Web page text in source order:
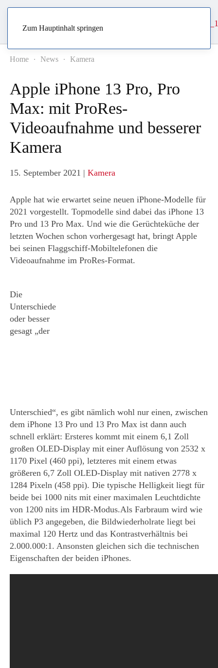
Zum Hauptinhalt springen
Home News Kamera
Apple iPhone 13 Pro, Pro
Max: mit ProRes-
Videoaufnahme und besserer
Kamera
15. September 2021 | Kamera
Apple hat wie erwartet seine neuen iPhone-Modelle für
2021 vorgestellt. Topmodelle sind dabei das iPhone 13
Pro und 13 Pro Max. Und wie die Gerüchteküche der
letzten Wochen schon vorhergesagt hat, bringt Apple
bei seinen Flaggschiff-Mobiltelefonen die
Videoaufnahme im ProRes-Format.
Die
Unterschiede
oder besser
gesagt „der
Unterschied“, es gibt nämlich wohl nur einen, zwischen
dem iPhone 13 Pro und 13 Pro Max ist dann auch
schnell erklärt: Ersteres kommt mit einem 6,1 Zoll
großen OLED-Display mit einer Auflösung von 2532 x
1170 Pixel (460 ppi), letzteres mit einem etwas
größeren 6,7 Zoll OLED-Display mit nativen 2778 x
1284 Pixeln (458 ppi). Die typische Helligkeit liegt für
beide bei 1000 nits mit einer maximalen Leuchtdichte
von 1200 nits im HDR-Modus.Als Farbraum wird wie
üblich P3 angegeben, die Bildwiederholrate liegt bei
maximal 120 Hertz und das Kontrastverhältnis bei
2.000.000:1. Ansonsten gleichen sich die technischen
Eigenschaften der beiden iPhones.